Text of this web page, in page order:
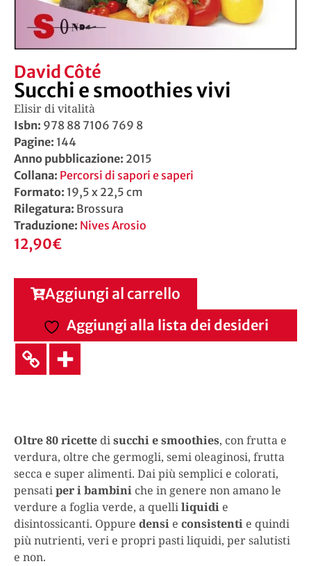
David Côté
Succhi e smoothies vivi
Elisir di vitalità
Isbn: 978 88 7106 769 8
Pagine: 144
Anno pubblicazione: 2015
Collana: Percorsi di sapori e saperi
Formato: 19,5 x 22,5 cm
Rilegatura: Brossura
Traduzione: Nives Arosio
12,90€
Aggiungi al carrello
Aggiungi alla lista dei desideri
Oltre 80 ricette disucchi e smoothies, con frutta e
verdura, oltre che germogli, semi oleaginosi, frutta
secca e super alimenti. Dai più semplici e colorati,
pensatiper i bambini che in genere non amano le
verdure a foglia verde, a quelliliquidi e
disintossicanti. Oppure densi e consistenti e quindi
più nutrienti, veri e propri pasti liquidi, per salutisti
e non.